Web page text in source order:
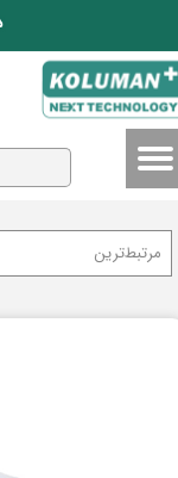
حساب کاربری من
تغییر گذر واژه
سفارشات
مرتبط‌ترین